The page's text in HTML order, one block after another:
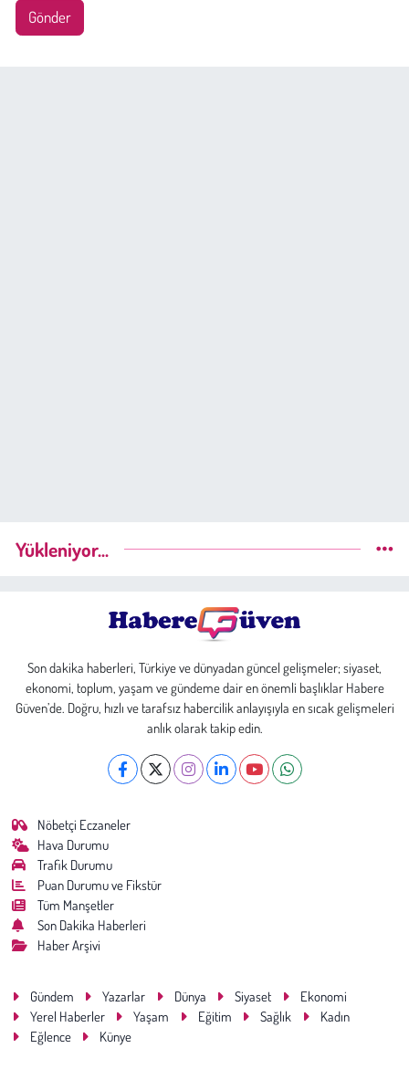
Gönder
Yükleniyor...
Son dakika haberleri, Türkiye ve dünyadan güncel gelişmeler; siyaset,
ekonomi, toplum, yaşam ve gündeme dair en önemli başlıklar Habere
Güven’de. Doğru, hızlı ve tarafsız habercilik anlayışıyla en sıcak gelişmeleri
anlık olarak takip edin.
Nöbetçi Eczaneler
Hava Durumu
Trafik Durumu
Puan Durumu ve Fikstür
Tüm Manşetler
Son Dakika Haberleri
Haber Arşivi
Gündem Yazarlar Dünya Siyaset
Ekonomi
Yerel Haberler
Yaşam Eğitim Sağlık
Kadın
Eğlence
Künye